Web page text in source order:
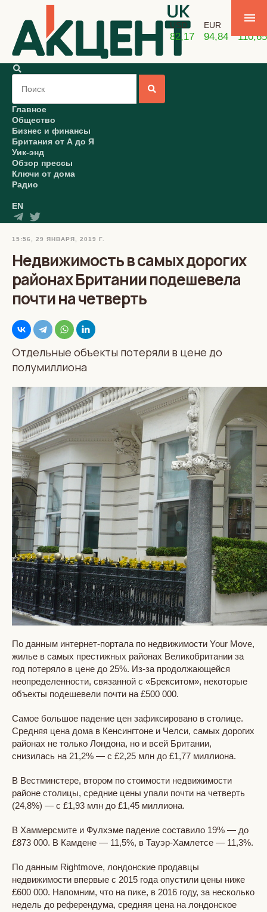
USD
82,17
EUR
94,84 110,65
Главное
Общество
Бизнес и финансы
Британия от А до Я
Уик-энд
Обзор прессы
Ключи от дома
Радио
EN
15:56, 29 ЯНВАРЯ, 2019 Г.
Недвижимость в самых дорогих
районах Британии подешевела
почти на четверть
Отдельные объекты потеряли в цене до
полумиллиона
По данным интернет-портала по недвижимости Your Move,
жилье в самых престижных районах Великобритании за
год потеряло в цене до 25%. Из-за продолжающейся
неопределенности, связанной с «Брекcитом», некоторые
объекты подешевели почти на £500 000.
Самое большое падение цен зафиксировано в столице.
Средняя цена дома в Кенсингтоне и Челси, самых дорогих
районах не только Лондона, но и всей Британии,
снизилась на 21,2% — с £2,25 млн до £1,77 миллиона.
В Вестминстере, втором по стоимости недвижимости
районе столицы, средние цены упали почти на четверть
(24,8%) — с £1,93 млн до £1,45 миллиона.
В Хаммерсмите и Фулхэме падение составило 19% — до
£873 000. В Камдене — 11,5%, в Тауэр-Хамлетсе — 11,3%.
По данным Rightmove, лондонские продавцы
недвижимости впервые с 2015 года опустили цены ниже
£600 000. Напомним, что на пике, в 2016 году, за несколько
недель до референдума, средняя цена на лондонское